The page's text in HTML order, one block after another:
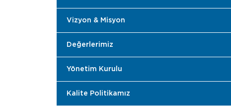
Vizyon & Misyon
Değerlerimiz
Yönetim Kurulu
Kalite Politikamız